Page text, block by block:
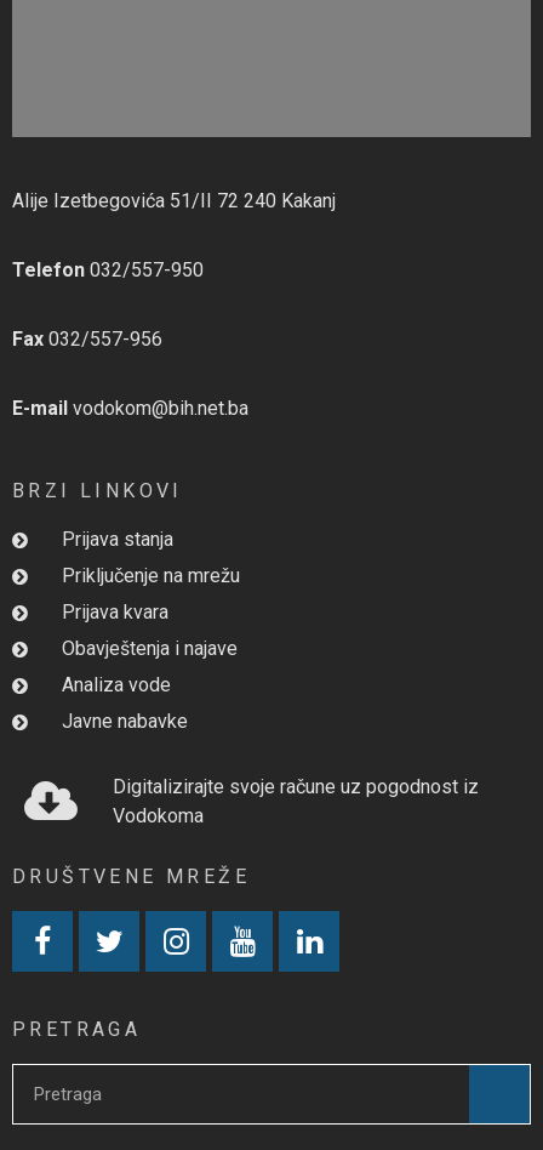
Alije Izetbegovića 51/II 72 240 Kakanj
Telefon 032/557-950
Fax 032/557-956
E-mail vodokom@bih.net.ba
BRZI LINKOVI
Prijava stanja
Priključenje na mrežu
Prijava kvara
Obavještenja i najave
Analiza vode
Javne nabavke
Digitalizirajte svoje račune uz pogodnost iz
Vodokoma
DRUŠTVENE MREŽE
PRETRAGA